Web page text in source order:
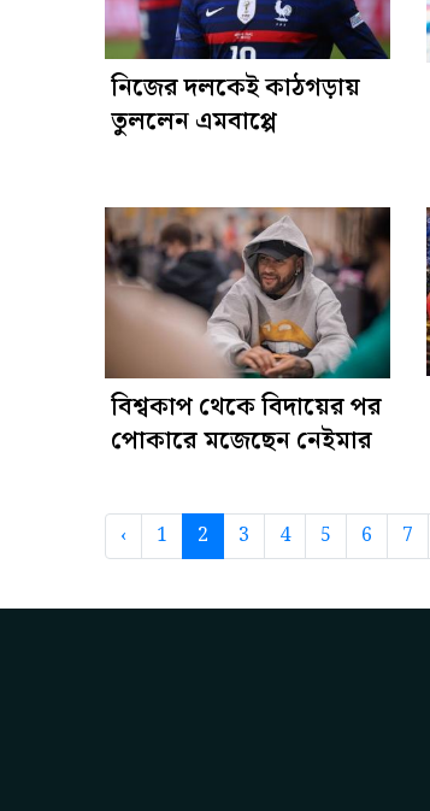
নিজের দলকেই কাঠগড়ায়
তুললেন এমবাপ্পে
বিশ্বকাপ থেকে বিদায়ের পর
পোকারে মজেছেন নেইমার
‹ 1 2 3 4 5 6 7